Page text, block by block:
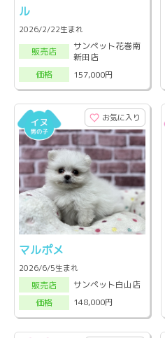
ル
2026/2/22生まれ
販売店
サンペット花巻南
新田店
価格
157,000円
お気に入り
マルポメ
2026/6/5生まれ
販売店
サンペット白山店
価格
148,000円